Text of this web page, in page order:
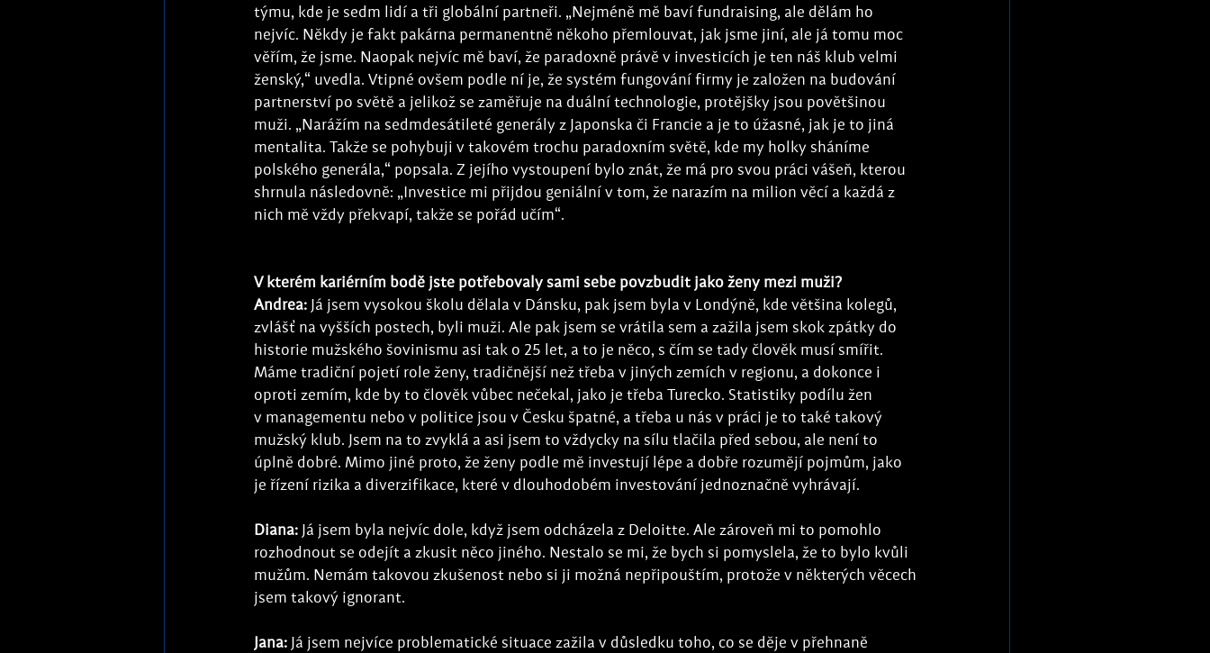
týmu, kde je sedm lidí a tři globální partneři. „Nejméně mě baví fundraising, ale dělám ho
nejvíc. Někdy je fakt pakárna permanentně někoho přemlouvat, jak jsme jiní, ale já tomu moc
věřím, že jsme. Naopak nejvíc mě baví, že paradoxně právě v investicích je ten náš klub velmi
ženský,“ uvedla. Vtipné ovšem podle ní je, že systém fungování firmy je založen na budování
partnerství po světě a jelikož se zaměřuje na duální technologie, protějšky jsou povětšinou
muži. „Narážím na sedmdesátileté generály z Japonska či Francie a je to úžasné, jak je to jiná
mentalita. Takže se pohybuji v takovém trochu paradoxním světě, kde my holky sháníme
polského generála,“ popsala. Z jejího vystoupení bylo znát, že má pro svou práci vášeň, kterou
shrnula následovně: „Investice mi přijdou geniální v tom, že narazím na milion věcí a každá z
nich mě vždy překvapí, takže se pořád učím“.
V kterém kariérním bodě jste potřebovaly sami sebe povzbudit jako ženy mezi muži?
Andrea: Já jsem vysokou školu dělala v Dánsku, pak jsem byla v Londýně, kde většina kolegů,
zvlášť na vyšších postech, byli muži. Ale pak jsem se vrátila sem a zažila jsem skok zpátky do
historie mužského šovinismu asi tak o 25 let, a to je něco, s čím se tady člověk musí smířit.
Máme tradiční pojetí role ženy, tradičnější než třeba v jiných zemích v regionu, a dokonce i
oproti zemím, kde by to člověk vůbec nečekal, jako je třeba Turecko. Statistiky podílu žen
v managementu nebo v politice jsou v Česku špatné, a třeba u nás v práci je to také takový
mužský klub. Jsem na to zvyklá a asi jsem to vždycky na sílu tlačila před sebou, ale není to
úplně dobré. Mimo jiné proto, že ženy podle mě investují lépe a dobře rozumějí pojmům, jako
je řízení rizika a diverzifikace, které v dlouhodobém investování jednoznačně vyhrávají.
Diana: Já jsem byla nejvíc dole, když jsem odcházela z Deloitte. Ale zároveň mi to pomohlo
rozhodnout se odejít a zkusit něco jiného. Nestalo se mi, že bych si pomyslela, že to bylo kvůli
mužům. Nemám takovou zkušenost nebo si ji možná nepřipouštím, protože v některých věcech
jsem takový ignorant.
Jana: Já jsem nejvíce problematické situace zažila v důsledku toho, co se děje v přehnaně